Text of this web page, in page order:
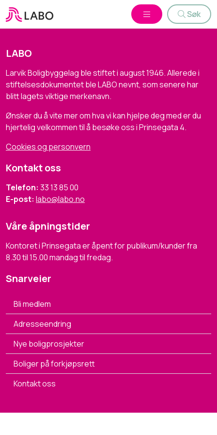
Søk
LABO
Larvik Boligbyggelag ble stiftet i august 1946. Allerede i
stiftelsesdokumentet ble LABO nevnt, som senere har
blitt lagets viktige merkenavn.
Ønsker du å vite mer om hva vi kan hjelpe deg med er du
hjertelig velkommen til å besøke oss i Prinsegata 4.
Cookies og personvern
Kontakt oss
Telefon: 33 13 85 00
E-post: labo@labo.no
Våre åpningstider
Kontoret i Prinsegata er åpent for publikum/kunder fra
8.30 til 15.00 mandag til fredag.
Snarveier
Bli medlem
Adresseendring
Nye boligprosjekter
Boliger på forkjøpsrett
Kontakt oss